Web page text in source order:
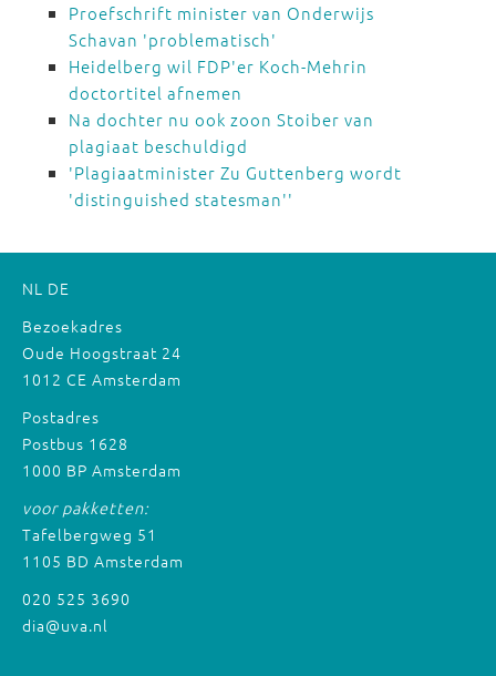
Proefschrift minister van Onderwijs
Schavan 'problematisch'
Heidelberg wil FDP'er Koch-Mehrin
doctortitel afnemen
Na dochter nu ook zoon Stoiber van
plagiaat beschuldigd
'Plagiaatminister Zu Guttenberg wordt
'distinguished statesman''
NL DE
Bezoekadres
Oude Hoogstraat 24
1012 CE Amsterdam
Postadres
Postbus 1628
1000 BP Amsterdam
voor pakketten:
Tafelbergweg 51
1105 BD Amsterdam
020 525 3690
dia@uva.nl